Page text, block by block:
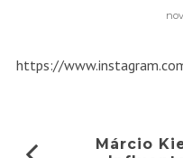
https://
Márcio